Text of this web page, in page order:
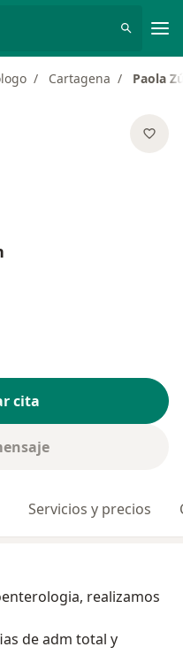
Cartagena Paola
cita
Servicios y precios
realizamos
de adm total y